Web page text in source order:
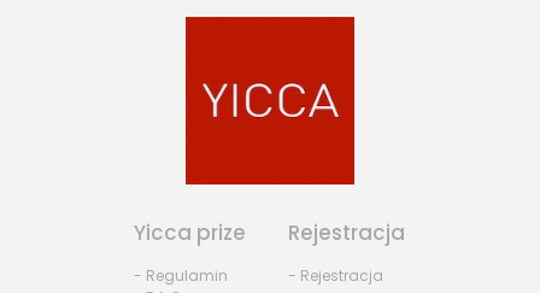
Yicca prize
- Regulamin
Rejestracja
- Rejestracja